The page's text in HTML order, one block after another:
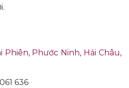
Phiên, Phước Ninh, Hải Châu,
636